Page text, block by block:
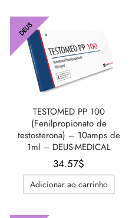
DEUS
TESTOMED PP 100
(Fenilpropionato de
testosterona) – 10amps de
1ml – DEUS-MEDICAL
34.57$
Adicionar ao carrinho